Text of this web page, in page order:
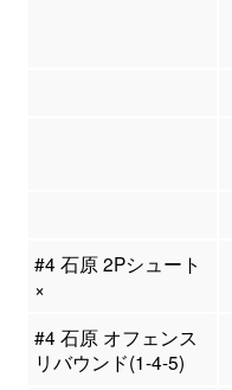
#4 石原 2Pシュート
×
#4 石原 オフェンス
リバウンド(1-4-5)